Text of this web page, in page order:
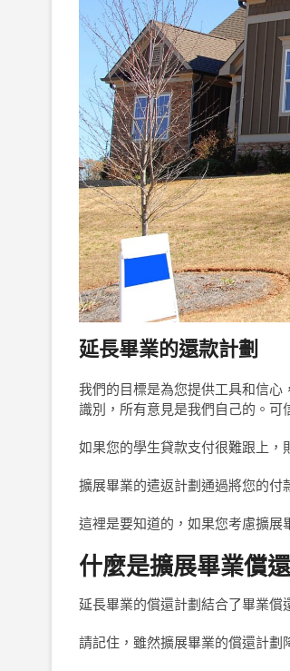
延長畢業的還款計劃
我們的目標是為您提供工具和信
識別，所有意見是我們自己的。可
如果您的學生貸款支付很難跟上，
擴展畢業的遣返計劃通過將您的付
這裡是要知道的，如果您考慮擴展
什麼是擴展畢業償
延長畢業的償還計劃結合了畢業償
請記住，雖然擴展畢業的償還計劃